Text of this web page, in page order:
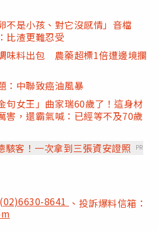
不是小孩、對它沒感情」音檔
渣更難忍受
味料出包 農藥超標1倍遭邊境攔
：中聯致癌油風暴
句女王」曲家瑞60歲了！這身材
害，還霸氣喊：已經等不及70歲
駭客！一次拿到三張資安證照
PR
(02)6630-8641 、投訴爆料信箱：